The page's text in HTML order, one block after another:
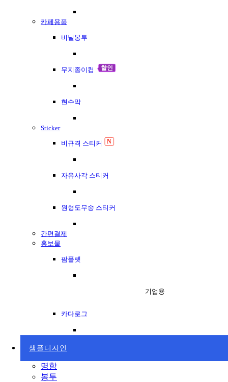
카페용품
비닐봉투
무지종이컵 할인
현수막
Sticker
비규격 스티커
N
자유사각 스티커
원형도무송 스티커
간편결제
홍보물
팜플렛
기업용
카다로그
샘플디자인
명함
봉투